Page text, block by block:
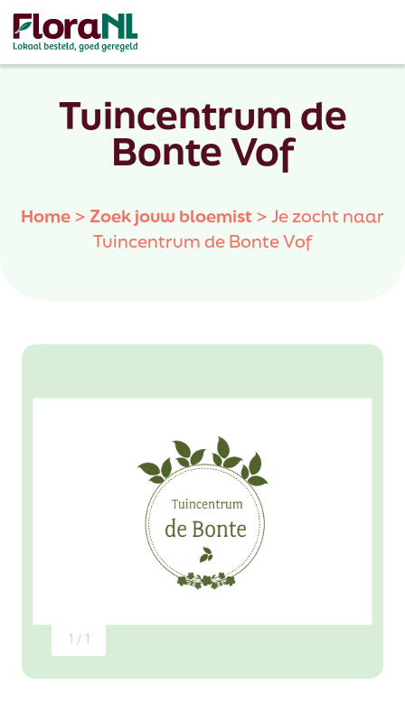
Tuincentrum de
Bonte Vof
Home>Zoek jouw bloemist>Je zocht naar
Tuincentrum de Bonte Vof
1 / 1